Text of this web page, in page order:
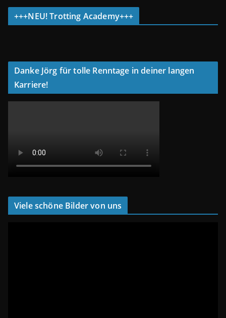
+++NEU! Trotting Academy+++
Danke Jörg für tolle Renntage in deiner langen
Karriere!
Viele schöne Bilder von uns